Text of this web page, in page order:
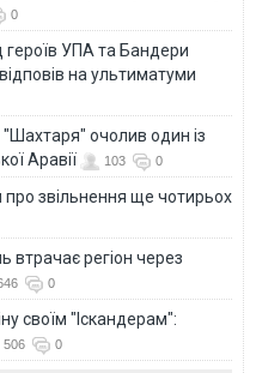
0
героїв УПА та Бандери
на ультиматуми
очолив один із
Аравії
103 0
про звільнення ще чотирьох
втрачає регіон через
0
своїм "Іскандерам":
506 0